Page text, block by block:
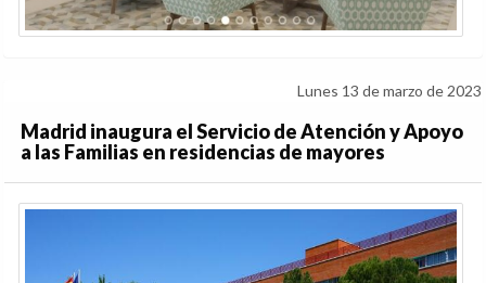
Lunes 13 de marzo de 2023
Madrid inaugura el Servicio de Atención y Apoyo
a las Familias en residencias de mayores